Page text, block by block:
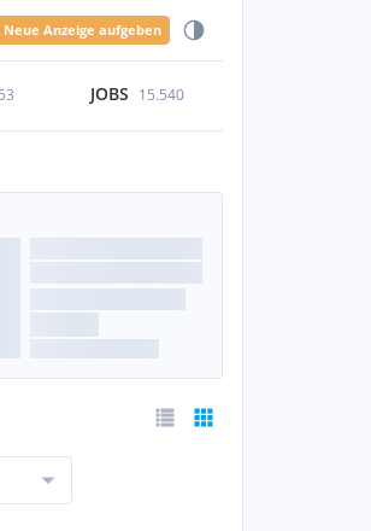
Neue Anzeige aufgeben
JOBS 15.540